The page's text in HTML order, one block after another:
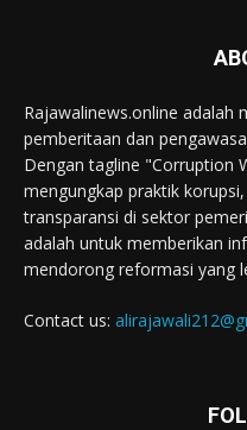
Rajawalinews.online adalah
pemberitaan dan
Dengan tagline "Corruption
mengungkap praktik
transparansi di sektor
adalah untuk memberikan
mendorong reformasi yang
Contact us: